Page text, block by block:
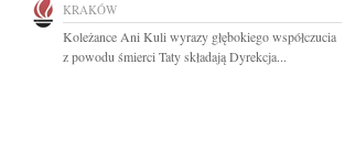
KRAKÓW
Koleżance Ani Kuli wyrazy głębokiego współczucia
z powodu śmierci Taty składają Dyrekcja...